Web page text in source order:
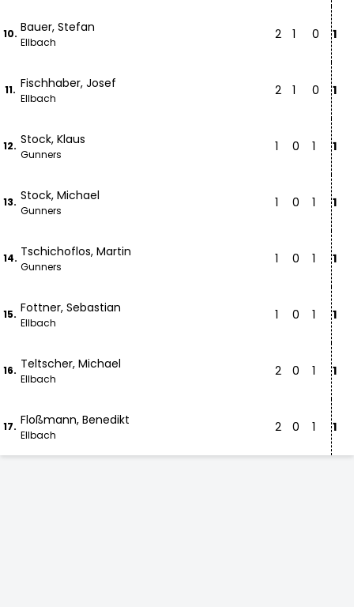
10. Bauer, Stefan
Ellbach
2 1 0 1
11. Fischhaber, Josef
Ellbach
2 1 0 1
12. Stock, Klaus
Gunners
1 0 1 1
13. Stock, Michael
Gunners
1 0 1 1
14. Tschichoflos, Martin
Gunners
1 0 1 1
15. Fottner, Sebastian
Ellbach
1 0 1 1
16. Teltscher, Michael
Ellbach
2 0 1 1
17. Floßmann, Benedikt
Ellbach
2 0 1 1